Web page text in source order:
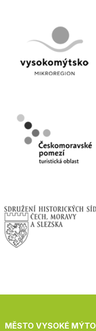
MĚSTO VYSOKÉ MÝTO